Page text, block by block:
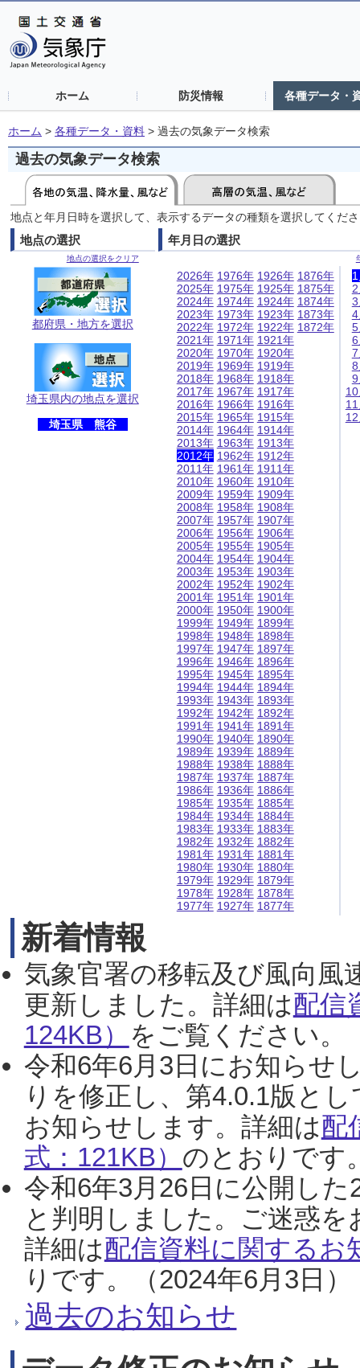
ホーム 防災情報 各種データ・
ホーム > 各種データ・資料 > 過去の気象データ検索
過去の気象データ検索
地点と年月日時を選択して、表示するデータの種類を選択してくだ
地点の選択
地点の選択をクリア
都府県・地方を選択
埼玉県内の地点を選択
埼玉県 熊谷
年月日の選択
2026年
2025年
2024年
2023年
2022年
2021年
2020年
2019年
2018年
2017年
2016年
2015年
2014年
2013年
2012年
2011年
2010年
2009年
2008年
2007年
2006年
2005年
2004年
2003年
2002年
2001年
2000年
1999年
1998年
1997年
1996年
1995年
1994年
1993年
1992年
1991年
1990年
1989年
1988年
1987年
1986年
1985年
1984年
1983年
1982年
1981年
1980年
1979年
1978年
1977年
1976年
1975年
1974年
1973年
1972年
1971年
1970年
1969年
1968年
1967年
1966年
1965年
1964年
1963年
1962年
1961年
1960年
1959年
1958年
1957年
1956年
1955年
1954年
1953年
1952年
1951年
1950年
1949年
1948年
1947年
1946年
1945年
1944年
1943年
1942年
1941年
1940年
1939年
1938年
1937年
1936年
1935年
1934年
1933年
1932年
1931年
1930年
1929年
1928年
1927年
1926年
1925年
1924年
1923年
1922年
1921年
1920年
1919年
1918年
1917年
1916年
1915年
1914年
1913年
1912年
1911年
1910年
1909年
1908年
1907年
1906年
1905年
1904年
1903年
1902年
1901年
1900年
1899年
1898年
1897年
1896年
1895年
1894年
1893年
1892年
1891年
1890年
1889年
1888年
1887年
1886年
1885年
1884年
1883年
1882年
1881年
1880年
1879年
1878年
1877年
1876年
1875年
1874年
1873年
1872年
新着情報
気象官署の移転及び風向風
更新しました。詳細は配信
124KB） をご覧ください。
令和6年6月3日にお知らせ
りを修正し、第4.0.1版と
お知らせします。詳細は配
式：121KB） のとおりです
令和6年3月26日に公開し
と判明しました。ご迷惑
詳細は配信資料に関するお
りです。（2024年6月3日）
過去のお知らせ